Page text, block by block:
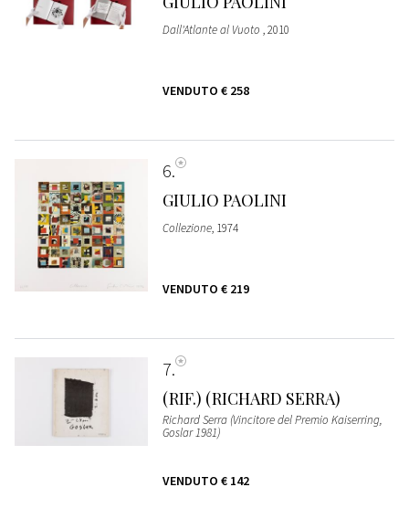
Dall'Atlante al Vuoto , 2010
VENDUTO € 258
6
GIULIO PAOLINI
Collezione, 1974
VENDUTO € 219
7
(RIF.) (RICHARD SERRA)
Richard Serra (Vincitore del Premio Kaiserring,
Goslar 1981)
VENDUTO € 142